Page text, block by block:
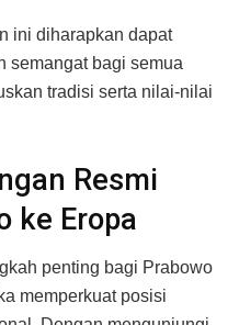
ini diharapkan dapat
semangat bagi semua
tradisi serta nilai-nilai
Resmi
ke Eropa
penting bagi Prabowo
memperkuat posisi